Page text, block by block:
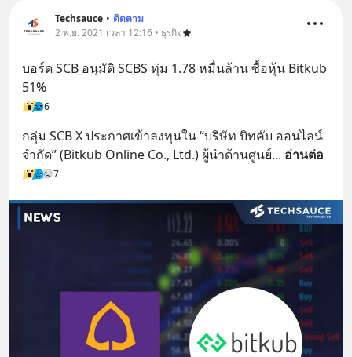
Techsauce • ติดตาม
2 พ.ย. 2021 เวลา 12:16 • ธุรกิจ
บอร์ด SCB อนุมัติ SCBS ทุ่ม 1.78 หมื่นล้าน ซื้อหุ้น Bitkub
51%
6
กลุ่ม SCB X ประกาศเข้าลงทุนใน “บริษัท บิทคับ ออนไลน์
จำกัด” (Bitkub Online Co., Ltd.) ผู้นำด้านศูนย์... อ่านต่อ
7